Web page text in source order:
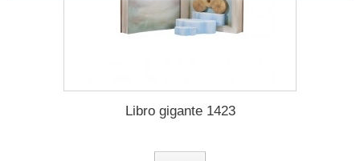
Libro gigante 1423